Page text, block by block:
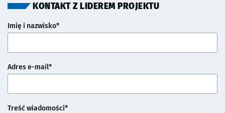
KONTAKT Z LIDEREM PROJEKTU
Imię i nazwisko*
Adres e-mail*
Treść wiadomości*